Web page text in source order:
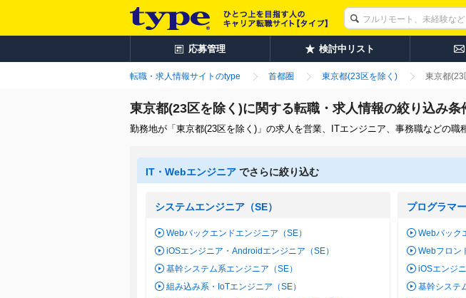
応募管理 検討中リスト
転職・求人情報サイトのtype 首都圏 東京都(23区を除く) 東京都(23
東京都(23区を除く)に関する転職・求人情報の絞り込み条
勤務地が「東京都(23区を除く)」の求人を営業、ITエンジニア、事務職などの職
IT・Webエンジニア でさらに絞り込む
システムエンジニア（SE）
Webバックエンドエンジニア（SE）
iOSエンジニア・Androidエンジニア（SE）
基幹システム系エンジニア（SE）
組み込み系・IoTエンジニア（SE）
プログラマー
Webバック
Webフロン
iOSエンジ
基幹システ